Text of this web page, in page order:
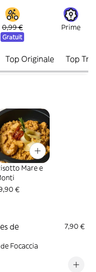
0,99 €
Gratuit
Prime
Top Originale Top
Mare e
€
de
7,90 €
Focaccia